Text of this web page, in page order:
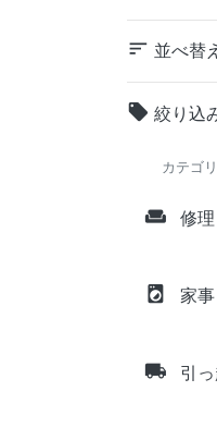
sort 並べ替え
local_offer 絞り込
カテゴ
weekend 修
local_laundry_service 家事
local_shipping 引